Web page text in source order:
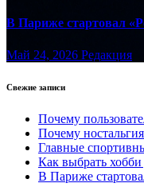
В Париже стартовал
Май 24, 2026 Редакция
Свежие записи
Почему
Почему
Главные
Как выбрать
В Париже